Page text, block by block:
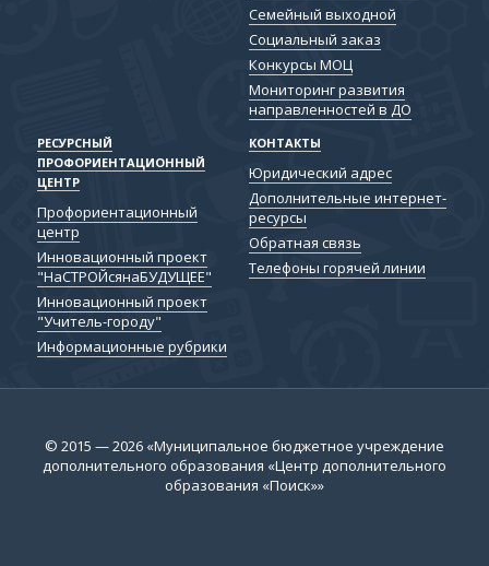
Семейный выходной
Социальный заказ
Конкурсы МОЦ
Мониторинг развития
направленностей в ДО
РЕСУРСНЫЙ
ПРОФОРИЕНТАЦИОННЫЙ
ЦЕНТР
Профориентационный
центр
Инновационный проект
"НаСТРОЙсянаБУДУЩЕЕ"
Инновационный проект
"Учитель-городу"
Информационные рубрики
КОНТАКТЫ
Юридический адрес
Дополнительные интернет-
ресурсы
Обратная связь
Телефоны горячей линии
© 2015 — 2026 «Муниципальное бюджетное учреждение
дополнительного образования «Центр дополнительного
образования «Поиск»»